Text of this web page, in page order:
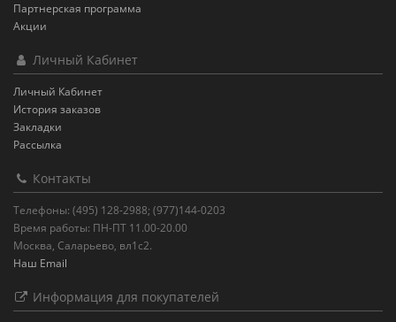
Партнерская программа
Акции
Личный Кабинет
Личный Кабинет
История заказов
Закладки
Рассылка
Контакты
Телефоны: (495) 128-2988; (977)144-0203
Время работы: ПН-ПТ 11.00-20.00
Москва, Саларьево, вл1с2.
Наш Email
Информация для покупателей